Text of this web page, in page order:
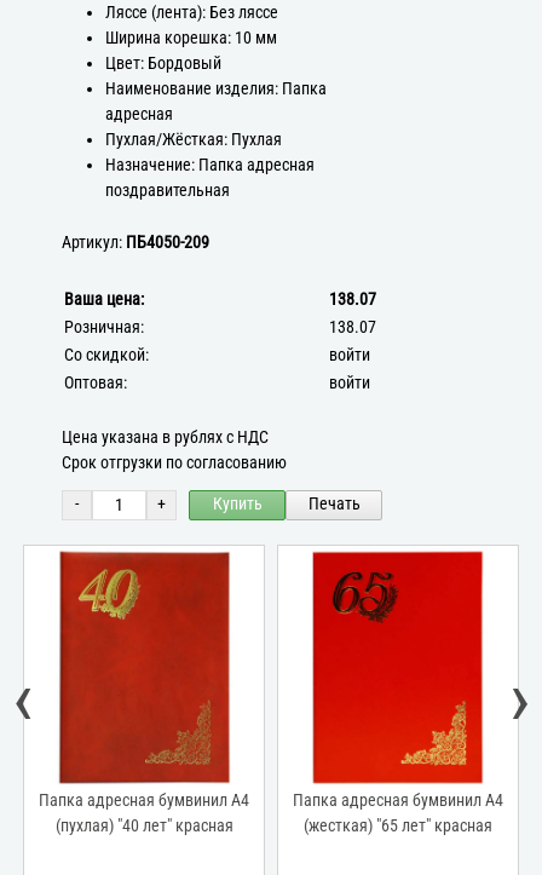
Ляссе (лента): Без ляссе
Ширина корешка: 10 мм
Цвет: Бордовый
Наименование изделия: Папка
адресная
Пухлая/Жёсткая: Пухлая
Назначение: Папка адресная
поздравительная
Артикул: ПБ4050-209
Ваша цена:
138.07
Розничная:
138.07
Со скидкой:
войти
Оптовая:
войти
Цена указана в рублях с НДС
Срок отгрузки по согласованию
- + Купить Печать
Папка адресная бумвинил А4
(пухлая) "40 лет" красная
Папка адресная бумвинил А4
(жесткая) "65 лет" красная
‹ ›